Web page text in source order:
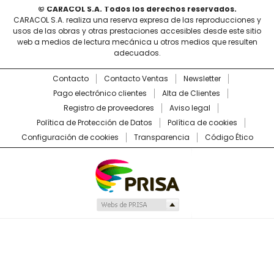
© CARACOL S.A. Todos los derechos reservados.
CARACOL S.A. realiza una reserva expresa de las reproducciones y
usos de las obras y otras prestaciones accesibles desde este sitio
web a medios de lectura mecánica u otros medios que resulten
adecuados.
Contacto Contacto Ventas
Newsletter
Pago electrónico clientes
Alta de Clientes
Registro de proveedores
Aviso legal
Política de Protección de Datos
Política de cookies
Configuración de cookies
Transparencia Código Ético